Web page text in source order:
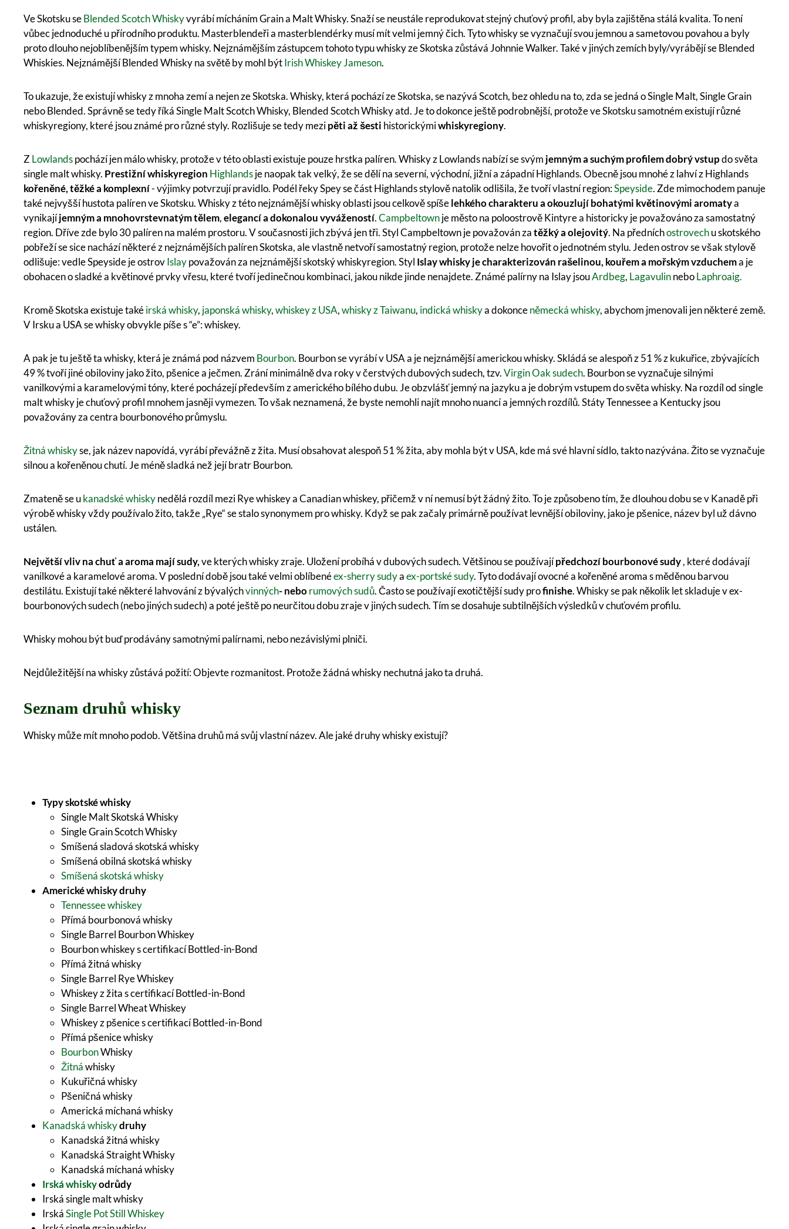
Ve Skotsku seBlended Scotch Whiskyvyrábí mícháním Grain a Malt Whisky. Snaží se neustále reprodukovat stejný chuťový profil, aby byla zajištěna stálá kvalita. To není
vůbec jednoduché u přírodního produktu. Masterblendeři a masterblendérky musí mít velmi jemný čich. Tyto whisky se vyznačují svou jemnou a sametovou povahou a byly
proto dlouho nejoblíbenějším typem whisky. Nejznámějším zástupcem tohoto typu whisky ze Skotska zůstává Johnnie Walker. Také v jiných zemích byly/vyrábějí se Blended
Whiskies. Nejznámější Blended Whisky na světě by mohl býtIrish WhiskeyJameson.
To ukazuje, že existují whisky z mnoha zemí a nejen ze Skotska. Whisky, která pochází ze Skotska, se nazývá Scotch, bez ohledu na to, zda se jedná o Single Malt, Single Grain
nebo Blended. Správně se tedy říká Single Malt Scotch Whisky, Blended Scotch Whisky atd. Je to dokonce ještě podrobnější, protože ve Skotsku samotném existují různé
whiskyregiony, které jsou známé pro různé styly. Rozlišuje se tedy mezipěti až šesti historickýmiwhiskyregiony.
Z Lowlandspochází jen málo whisky, protože v této oblasti existuje pouze hrstka palíren. Whisky z Lowlands nabízí se svým jemným a suchým profilemdobrý vstupdo světa
single malt whisky. Prestižní whiskyregion Highlandsje naopak tak velký, že se dělí na severní, východní, jižní a západní Highlands. Obecně jsou mnohé z lahví z Highlands
kořeněné, těžké a komplexní- výjimky potvrzují pravidlo. Podél řeky Spey se část Highlands stylově natolik odlišila, že tvoří vlastní region:Speyside. Zde mimochodem panuje
také nejvyšší hustota palíren ve Skotsku. Whisky z této nejznámější whisky oblasti jsou celkově spíšelehkého charakteru a okouzlují bohatými květinovými aromatya
vynikajíjemným a mnohovrstevnatým tělem,elegancí a dokonalou vyvážeností.Campbeltownje město na poloostrově Kintyre a historicky je považováno za samostatný
region. Dříve zde bylo 30 palíren na malém prostoru. V současnosti jich zbývá jen tři. Styl Campbeltown je považován zatěžký a olejovitý. Na předníchostrovechu skotského
pobřeží se sice nachází některé z nejznámějších palíren Skotska, ale vlastně netvoří samostatný region, protože nelze hovořit o jednotném stylu. Jeden ostrov se však stylově
odlišuje: vedle Speyside je ostrovIslaypovažován za nejznámější skotský whiskyregion. Styl Islay whisky je charakterizován rašelinou, kouřem a mořským vzduchema je
obohacen o sladké a květinové prvky vřesu, které tvoří jedinečnou kombinaci, jakou nikde jinde nenajdete. Známé palírny na Islay jsouArdbeg, LagavulinneboLaphroaig.
Kromě Skotska existuje takéirská whisky, japonská whisky,whiskey z USA,whisky z Taiwanu, indická whiskya dokonceněmecká whisky, abychom jmenovali jen některé země.
V Irsku a USA se whisky obvykle píše s “e”: whiskey.
A pak je tu ještě ta whisky, která je známá pod názvem Bourbon. Bourbon se vyrábí v USA a je nejznámější americkou whisky. Skládá se alespoň z 51 % z kukuřice, zbývajících
49 % tvoří jiné obiloviny jako žito, pšenice a ječmen. Zrání minimálně dva roky v čerstvých dubových sudech, tzv.Virgin Oak sudech. Bourbon se vyznačuje silnými
vanilkovými a karamelovými tóny, které pocházejí především z amerického bílého dubu. Je obzvlášť jemný na jazyku a je dobrým vstupem do světa whisky. Na rozdíl od single
malt whisky je chuťový profil mnohem jasněji vymezen. To však neznamená, že byste nemohli najít mnoho nuancí a jemných rozdílů. Státy Tennessee a Kentucky jsou
považovány za centra bourbonového průmyslu.
Žitná whiskyse, jak název napovídá, vyrábí převážně z žita. Musí obsahovat alespoň 51 % žita, aby mohla být v USA, kde má své hlavní sídlo, takto nazývána. Žito se vyznačuje
silnou a kořeněnou chutí. Je méně sladká než její bratr Bourbon.
Zmateně se ukanadské whiskynedělá rozdíl mezi Rye whiskey a Canadian whiskey, přičemž v ní nemusí být žádný žito. To je způsobeno tím, že dlouhou dobu se v Kanadě při
výrobě whisky vždy používalo žito, takže „Rye“ se stalo synonymem pro whisky. Když se pak začaly primárně používat levnější obiloviny, jako je pšenice, název byl už dávno
ustálen.
Největší vliv na chuť a aroma mají sudy,ve kterých whisky zraje. Uložení probíhá v dubových sudech. Většinou se používajípředchozíbourbonové sudy, které dodávají
vanilkové a karamelové aroma. V poslední době jsou také velmi oblíbenéex-sherry sudyaex-portské sudy. Tyto dodávají ovocné a kořeněné aroma s měděnou barvou
destilátu. Existují také některé lahvování z bývalýchvinných- neborumových sudů. Často se používají exotičtější sudy profinishe. Whisky se pak několik let skladuje v ex-
bourbonových sudech (nebo jiných sudech) a poté ještě po neurčitou dobu zraje v jiných sudech. Tím se dosahuje subtilnějších výsledků v chuťovém profilu.
Whisky mohou být buď prodávány samotnými palírnami, nebo nezávislými plniči.
Nejdůležitější na whisky zůstává požití: Objevte rozmanitost. Protože žádná whisky nechutná jako ta druhá.
Seznam druhů whisky
Whisky může mít mnoho podob. Většina druhů má svůj vlastní název. Ale jaké druhy whisky existují?
Typy skotské whisky
Single Malt Skotská Whisky
Single Grain Scotch Whisky
Smíšená sladová skotská whisky
Smíšená obilná skotská whisky
Smíšená skotská whisky
Americké whisky druhy
Tennessee whiskey
Přímá bourbonová whisky
Single Barrel Bourbon Whiskey
Bourbon whiskey s certifikací Bottled-in-Bond
Přímá žitná whisky
Single Barrel Rye Whiskey
Whiskey z žita s certifikací Bottled-in-Bond
Single Barrel Wheat Whiskey
Whiskey z pšenice s certifikací Bottled-in-Bond
Přímá pšenice whisky
BourbonWhisky
Žitnáwhisky
Kukuřičná whisky
Pšeničná whisky
Americká míchaná whisky
Kanadská whiskydruhy
Kanadská žitná whisky
Kanadská Straight Whisky
Kanadská míchaná whisky
Irská whiskyodrůdy
Irská single malt whisky
IrskáSingle Pot Still Whiskey